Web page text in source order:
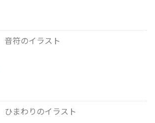
音符のイラスト
ひまわりのイラスト